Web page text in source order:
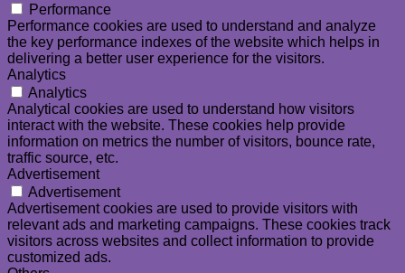
Performance
Performance cookies are used to understand and analyze
the key performance indexes of the website which helps in
delivering a better user experience for the visitors.
Analytics
Analytics
Analytical cookies are used to understand how visitors
interact with the website. These cookies help provide
information on metrics the number of visitors, bounce rate,
traffic source, etc.
Advertisement
Advertisement
Advertisement cookies are used to provide visitors with
relevant ads and marketing campaigns. These cookies track
visitors across websites and collect information to provide
customized ads.